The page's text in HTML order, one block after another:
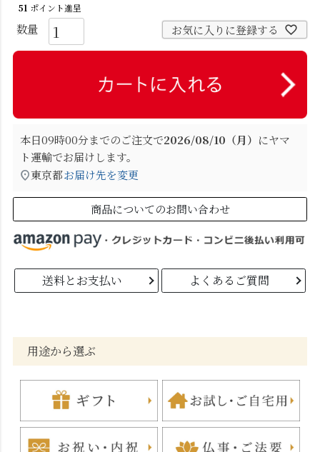
51 ポイント進呈
お気に入りに登録する
本日09時00分までのご注文で2026/08/10（月） にヤマ
ト運輸でお届けします。
東京都お届け先を変更
商品についてのお問い合わせ
送料とお支払い よくあるご質問
用途から選ぶ